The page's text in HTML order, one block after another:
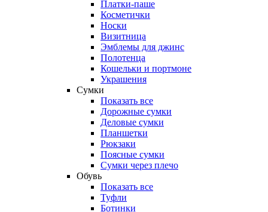
Платки-паше
Косметички
Носки
Визитница
Эмблемы для джинс
Полотенца
Кошельки и портмоне
Украшения
Сумки
Показать все
Дорожные сумки
Деловые сумки
Планшетки
Рюкзаки
Поясные сумки
Сумки через плечо
Обувь
Показать все
Туфли
Ботинки